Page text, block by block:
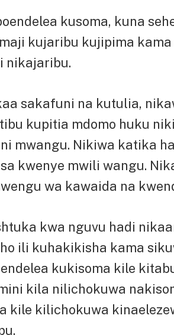
kusoma, kuna
kujaribu kujipima
nikajaribu.
sakafuni na kutulia,
kupitia mdomo huku
mwangu. Nikiwa katika
kwenye mwili wangu.
wa kawaida na
kwa nguvu hadi
ili kuhakikisha kama
kukisoma kile
kila nilichokuwa
kile kilichokuwa